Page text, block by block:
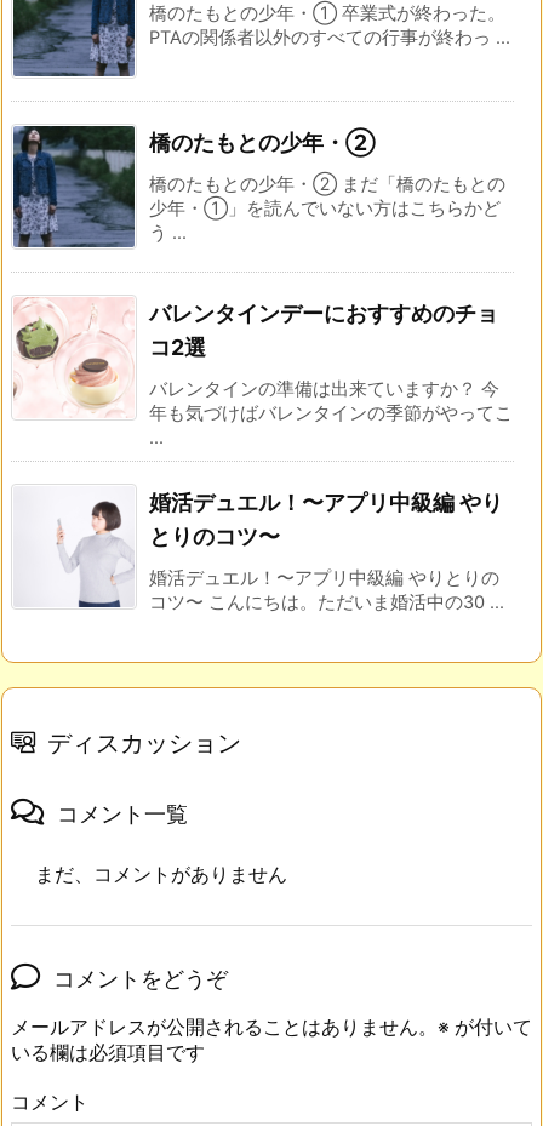
橋のたもとの少年・① 卒業式が終わった。
PTAの関係者以外のすべての行事が終わっ ...
橋のたもとの少年・②
橋のたもとの少年・② まだ「橋のたもとの
少年・①」を読んでいない方はこちらかど
う ...
バレンタインデーにおすすめのチョ
コ2選
バレンタインの準備は出来ていますか？ 今
年も気づけばバレンタインの季節がやってこ
...
婚活デュエル！〜アプリ中級編 やり
とりのコツ〜
婚活デュエル！〜アプリ中級編 やりとりの
コツ〜 こんにちは。ただいま婚活中の30 ...
ディスカッション
コメント一覧
まだ、コメントがありません
コメントをどうぞ
メールアドレスが公開されることはありません。 ※ が付いて
いる欄は必須項目です
コメント